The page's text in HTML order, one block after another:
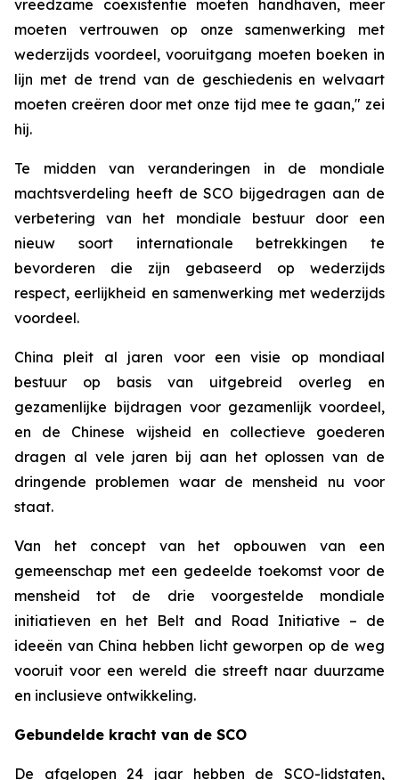
vreedzame coëxistentie moeten handhaven, meer
moeten vertrouwen op onze samenwerking met
wederzijds voordeel, vooruitgang moeten boeken in
lijn met de trend van de geschiedenis en welvaart
moeten creëren door met onze tijd mee te gaan," zei
hij.
Te midden van veranderingen in de mondiale
machtsverdeling heeft de SCO bijgedragen aan de
verbetering van het mondiale bestuur door een
nieuw soort internationale betrekkingen te
bevorderen die zijn gebaseerd op wederzijds
respect, eerlijkheid en samenwerking met wederzijds
voordeel.
China pleit al jaren voor een visie op mondiaal
bestuur op basis van uitgebreid overleg en
gezamenlijke bijdragen voor gezamenlijk voordeel,
en de Chinese wijsheid en collectieve goederen
dragen al vele jaren bij aan het oplossen van de
dringende problemen waar de mensheid nu voor
staat.
Van het concept van het opbouwen van een
gemeenschap met een gedeelde toekomst voor de
mensheid tot de drie voorgestelde mondiale
initiatieven en het Belt and Road Initiative – de
ideeën van China hebben licht geworpen op de weg
vooruit voor een wereld die streeft naar duurzame
en inclusieve ontwikkeling.
Gebundelde kracht van de SCO
De afgelopen 24 jaar hebben de SCO-lidstaten,